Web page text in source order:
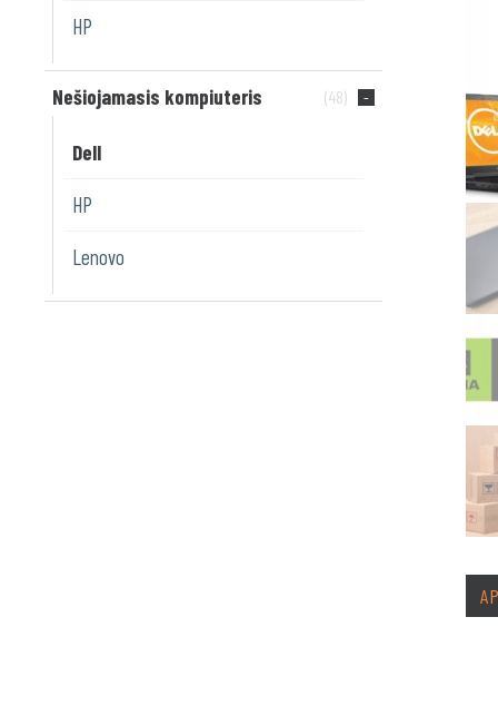
HP
Nešiojamasis kompiuteris (48)
Dell
HP
Lenovo